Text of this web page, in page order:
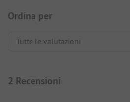
Ordina per
2 Recensioni